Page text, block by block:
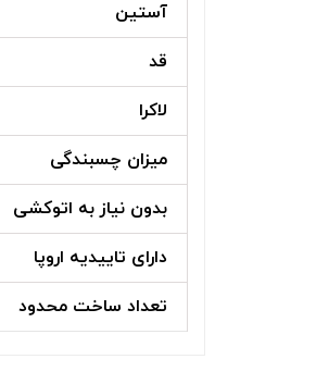
آستین
قد
لاکرا
میزان چسبندگی
بدون نیاز به اتوکشی
دارای تاییدیه اروپا
تعداد ساخت محدود